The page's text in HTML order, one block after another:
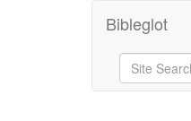
Bibleglot